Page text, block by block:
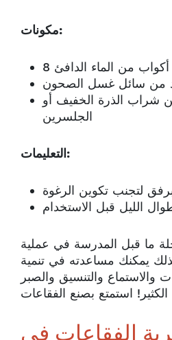
مكونات:
8 أكواب من الماء الدافئ
من سائل غسل الصحون
الذرة الخفيف أو
الجلسرين
التعليمات:
ما قبل المدرسة في عملية
يمكنك مساعدته في تنمية
والاستماع والتنسيق والصبر
الفقاعات في